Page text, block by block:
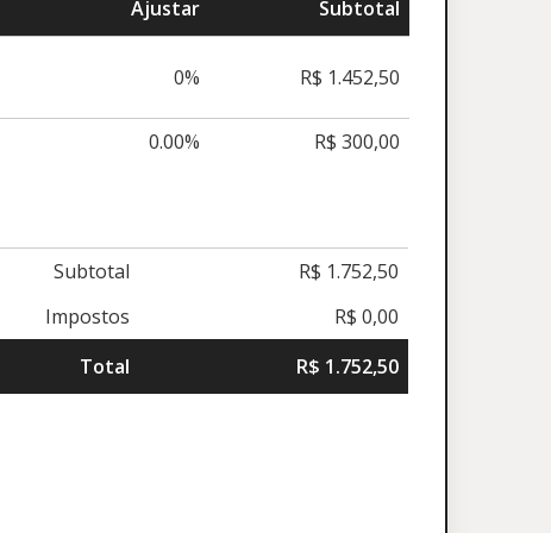
Ajustar Subtotal
0% R$ 1.452,50
0.00% R$ 300,00
Subtotal
R$ 1.752,50
Impostos
R$ 0,00
Total
R$ 1.752,50